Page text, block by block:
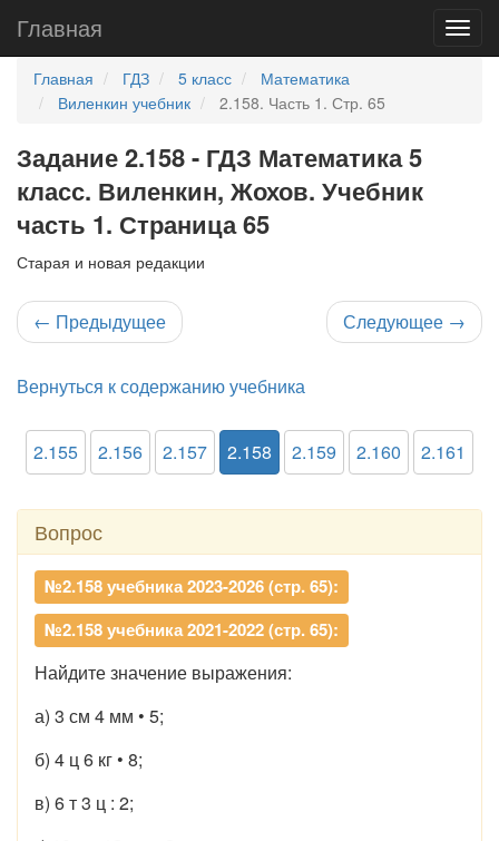
Главная
Главная ГДЗ 5 класс
Математика
Виленкин учебник
2.158. Часть 1. Стр. 65
Задание 2.158 - ГДЗ Математика 5
класс. Виленкин, Жохов. Учебник
часть 1. Страница 65
Старая и новая редакции
← Предыдущее Следующее →
Вернуться к содержанию учебника
2.155 2.156 2.157 2.158 2.159 2.160 2.161
Вопрос
№2.158 учебника 2023-2026 (стр. 65):
№2.158 учебника 2021-2022 (стр. 65):
Найдите значение выражения:
а) 3 см 4 мм • 5;
б) 4 ц 6 кг • 8;
в) 6 т 3 ц : 2;